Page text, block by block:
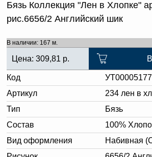
Вопросы и ответы
Новости | Статьи
Бязь Коллекция "Лен в Хлопке"
рис.6656/2 Английский шик
В наличии: 167 м.
Цена: 309,81 р.
Код
Артикул
234 лен в
Тип
Бязь
Состав
100%
Вид оформления
Набивная